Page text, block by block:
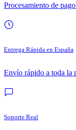
Procesamiento de
Entrega Rápida en España
Envío rápido a toda la
Soporte Real